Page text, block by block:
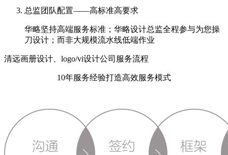
总监团队配置——高标准高要求
华略坚持高端服务标准；华略设计总监全程参与为您操
刀设计；而非大规模流水线低端作业
清远画册设计、logo/vi设计公司服务流程
10年服务经验打造高效服务模式